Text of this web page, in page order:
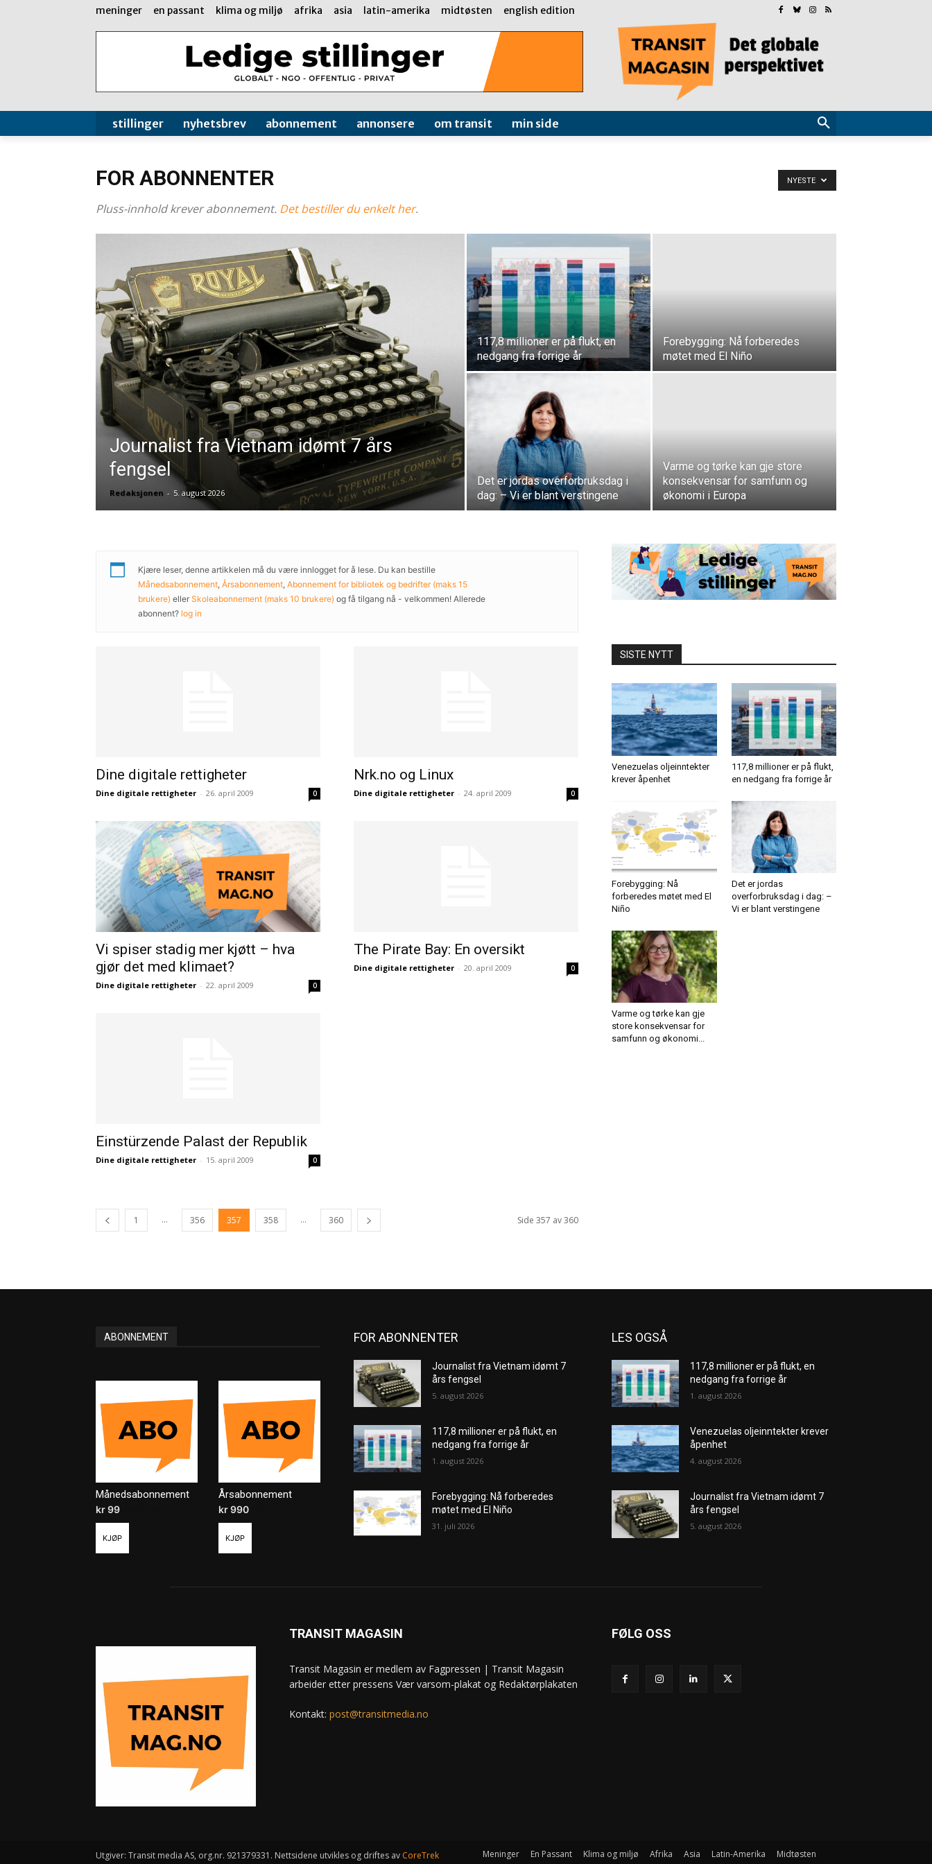
meninger en passant klima og miljø afrika asia latin-amerika midtøsten english edition
stillinger nyhetsbrev abonnement annonsere om transit min side
FOR ABONNENTER
Pluss-innhold krever abonnement. Det bestiller du enkelt her.
NYESTE
Journalist fra Vietnam idømt 7 års
fengsel
Redaksjonen - 5. august 2026
117,8 millioner er på flukt, en
nedgang fra forrige år
Forebygging: Nå forberedes
møtet med El Niño
Det er jordas overforbruksdag i
dag: – Vi er blant verstingene
Varme og tørke kan gje store
konsekvensar for samfunn og
økonomi i Europa
Kjære leser, denne artikkelen må du være innlogget for å lese. Du kan bestille
Månedsabonnement, Årsabonnement, Abonnement for bibliotek og bedrifter (maks 15
brukere) eller Skoleabonnement (maks 10 brukere) og få tilgang nå - velkommen! Allerede
abonnent? log in
Dine digitale rettigheter
Dine digitale rettigheter - 26. april 2009 0
Nrk.no og Linux
Dine digitale rettigheter - 24. april 2009 0
Vi spiser stadig mer kjøtt – hva
gjør det med klimaet?
Dine digitale rettigheter - 22. april 2009 0
The Pirate Bay: En oversikt
Dine digitale rettigheter - 20. april 2009 0
Einstürzende Palast der Republik
Dine digitale rettigheter - 15. april 2009 0
1 ... 356 357 358 ... 360 Side 357 av 360
SISTE NYTT
Venezuelas oljeinntekter
krever åpenhet
117,8 millioner er på flukt,
en nedgang fra forrige år
Forebygging: Nå
forberedes møtet med El
Niño
Det er jordas
overforbruksdag i dag: –
Vi er blant verstingene
Varme og tørke kan gje
store konsekvensar for
samfunn og økonomi...
ABONNEMENT
Månedsabonnement
kr99
KJØP
Årsabonnement
kr990
KJØP
FOR ABONNENTER
Journalist fra Vietnam idømt 7
års fengsel
5. august 2026
117,8 millioner er på flukt, en
nedgang fra forrige år
1. august 2026
Forebygging: Nå forberedes
møtet med El Niño
31. juli 2026
LES OGSÅ
117,8 millioner er på flukt, en
nedgang fra forrige år
1. august 2026
Venezuelas oljeinntekter krever
åpenhet
4. august 2026
Journalist fra Vietnam idømt 7
års fengsel
5. august 2026
TRANSIT MAGASIN
Transit Magasin er medlem av Fagpressen | Transit Magasin
arbeider etter pressens Vær varsom-plakat og Redaktørplakaten
Kontakt: post@transitmedia.no
FØLG OSS
Utgiver: Transit media AS, org.nr. 921379331. Nettsidene utvikles og driftes av CoreTrek Meninger En Passant Klima og miljø Afrika Asia Latin-Amerika
Midtøsten